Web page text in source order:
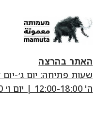
art
&
research
center
האתר בהרצה
ה' 12:00-18:00 | יום ו׳ 10:00-14:00